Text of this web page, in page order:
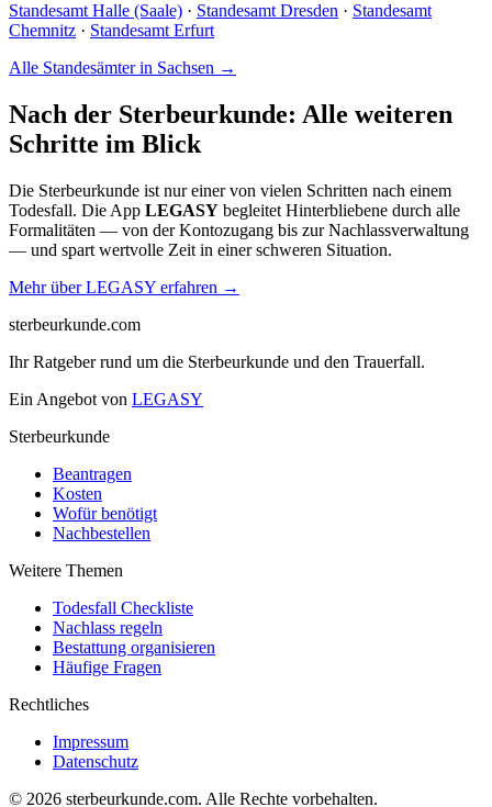
Standesamt Halle (Saale) · Standesamt Dresden · Standesamt
Chemnitz · Standesamt Erfurt
Alle Standesämter in Sachsen →
Nach der Sterbeurkunde: Alle weiteren
Schritte im Blick
Die Sterbeurkunde ist nur einer von vielen Schritten nach einem
Todesfall. Die App LEGASY begleitet Hinterbliebene durch alle
Formalitäten — von der Kontozugang bis zur Nachlassverwaltung
— und spart wertvolle Zeit in einer schweren Situation.
Mehr über LEGASY erfahren →
sterbeurkunde.com
Ihr Ratgeber rund um die Sterbeurkunde und den Trauerfall.
Ein Angebot von LEGASY
Sterbeurkunde
Beantragen
Kosten
Wofür benötigt
Nachbestellen
Weitere Themen
Todesfall Checkliste
Nachlass regeln
Bestattung organisieren
Häufige Fragen
Rechtliches
Impressum
Datenschutz
© 2026 sterbeurkunde.com. Alle Rechte vorbehalten.